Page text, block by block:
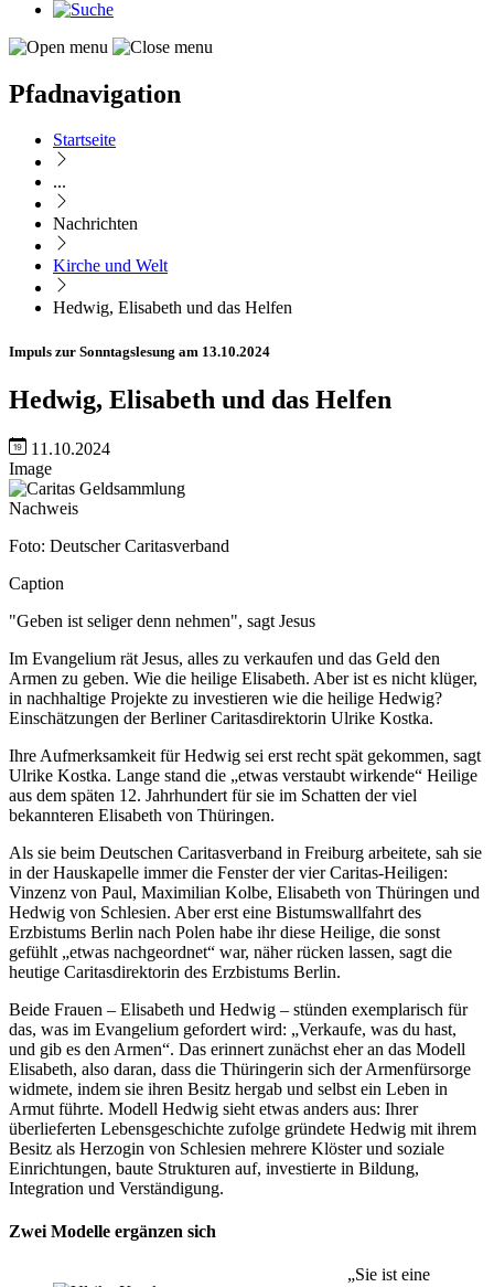
Pfadnavigation
Startseite
...
Nachrichten
Kirche und Welt
Hedwig, Elisabeth und das Helfen
Impuls zur Sonntagslesung am 13.10.2024
Hedwig, Elisabeth und das Helfen
11.10.2024
Image
Nachweis
Foto: Deutscher Caritasverband
Caption
"Geben ist seliger denn nehmen", sagt Jesus
Im Evangelium rät Jesus, alles zu verkaufen und das Geld den
Armen zu geben. Wie die heilige Elisabeth. Aber ist es nicht klüger,
in nachhaltige Projekte zu investieren wie die heilige Hedwig?
Einschätzungen der Berliner Caritasdirektorin Ulrike Kostka.
Ihre Aufmerksamkeit für Hedwig sei erst recht spät gekommen, sagt
Ulrike Kostka. Lange stand die „etwas verstaubt wirkende“ Heilige
aus dem späten 12. Jahrhundert für sie im Schatten der viel
bekannteren Elisabeth von Thüringen.
Als sie beim Deutschen Caritasverband in Freiburg arbeitete, sah sie
in der Hauskapelle immer die Fenster der vier Caritas-Heiligen:
Vinzenz von Paul, Maximilian Kolbe, Elisabeth von Thüringen und
Hedwig von Schlesien. Aber erst eine Bistumswallfahrt des
Erzbistums Berlin nach Polen habe ihr diese Heilige, die sonst
gefühlt „etwas nachgeordnet“ war, näher rücken lassen, sagt die
heutige Caritasdirektorin des Erzbistums Berlin.
Beide Frauen – Elisabeth und Hedwig – stünden exemplarisch für
das, was im Evangelium gefordert wird: „Verkaufe, was du hast,
und gib es den Armen“. Das erinnert zunächst eher an das Modell
Elisabeth, also daran, dass die Thüringerin sich der Armenfürsorge
widmete, indem sie ihren Besitz hergab und selbst ein Leben in
Armut führte. Modell Hedwig sieht etwas anders aus: Ihrer
überlieferten Lebensgeschichte zufolge gründete Hedwig mit ihrem
Besitz als Herzogin von Schlesien mehrere Klöster und soziale
Einrichtungen, baute Strukturen auf, investierte in Bildung,
Integration und Verständigung.
Zwei Modelle ergänzen sich
„Sie ist eine